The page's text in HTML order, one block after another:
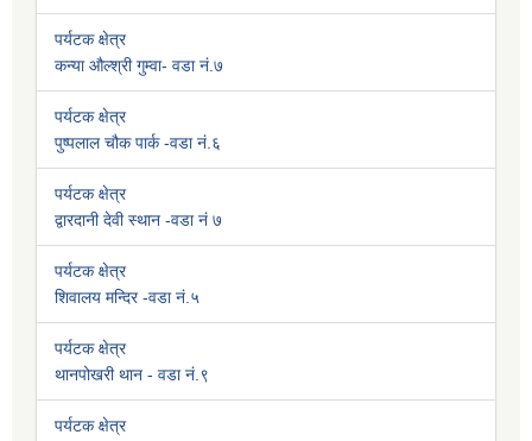
पर्यटक क्षेत्र
कन्या औल्श्री गुम्वा- वडा नं.७
पर्यटक क्षेत्र
पुष्पलाल चौक पार्क -वडा नं.६
पर्यटक क्षेत्र
द्वारदानी देवी स्थान -वडा नं ७
पर्यटक क्षेत्र
शिवालय मन्दिर -वडा नं.५
पर्यटक क्षेत्र
थानपोखरी थान - वडा नं.९
पर्यटक क्षेत्र